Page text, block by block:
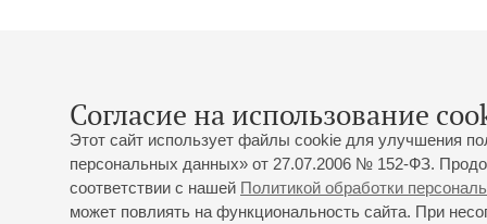
Согласие на использование
Этот сайт использует файлы cookie для улучшения
персональных данных» от 27.07.2006 № 152-ФЗ.
соответствии с нашей Политикой обработки
может повлиять на функциональность сайта. При